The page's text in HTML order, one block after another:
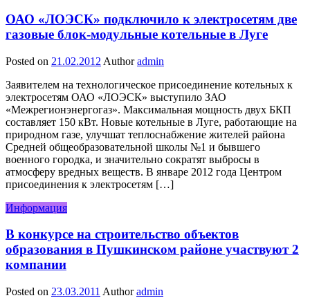
ОАО «ЛОЭСК» подключило к электросетям две
газовые блок-модульные котельные в Луге
Posted on 21.02.2012 Author admin
Заявителем на технологическое присоединение котельных к
электросетям ОАО «ЛОЭСК» выступило ЗАО
«Межрегионэнергогаз». Максимальная мощность двух БКП
составляет 150 кВт. Новые котельные в Луге, работающие на
природном газе, улучшат теплоснабжение жителей района
Средней общеобразовательной школы №1 и бывшего
военного городка, и значительно сократят выбросы в
атмосферу вредных веществ. В январе 2012 года Центром
присоединения к электросетям […]
Информация
В конкурсе на строительство объектов
образования в Пушкинском районе участвуют 2
компании
Posted on 23.03.2011 Author admin